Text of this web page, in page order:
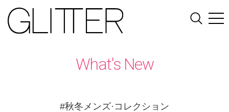
What's New
#秋冬メンズ·コレクション